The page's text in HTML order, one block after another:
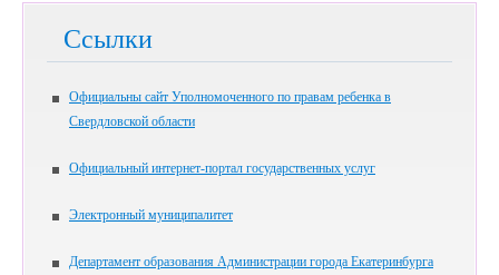
Ссылки
Официальны сайт Уполномоченного по правам ребенка в
Свердловской области
Официальный интернет-портал государственных услуг
Электронный муниципалитет
Департамент образования Администрации города Екатеринбурга